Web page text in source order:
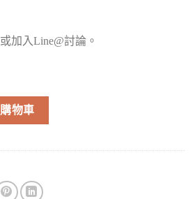
加入Line@討論。
物車